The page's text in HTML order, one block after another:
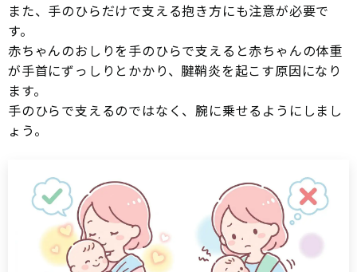
また、手のひらだけで支える抱き方にも注意が必要で
す。
赤ちゃんのおしりを手のひらで支えると赤ちゃんの体重
が手首にずっしりとかかり、腱鞘炎を起こす原因になり
ます。
手のひらで支えるのではなく、腕に乗せるようにしまし
ょう。